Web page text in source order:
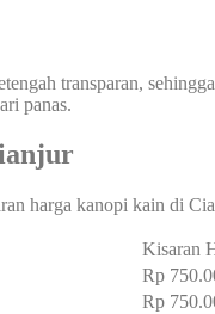
transparan,
panas.
harga kanopi kain di
Kisaran
Rp
Rp